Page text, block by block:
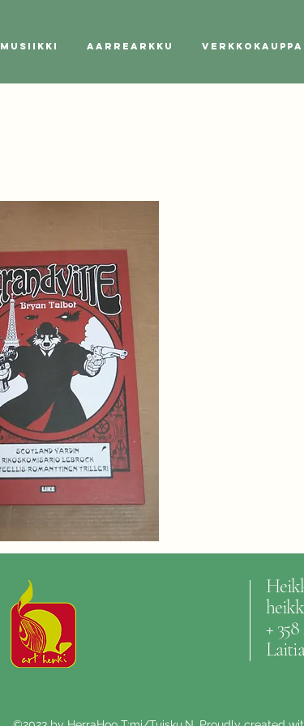
Musiikki Aarrearkku Verkkokauppa
+